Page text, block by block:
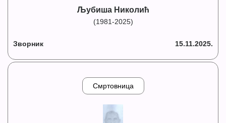
Љубиша Николић
(1981-2025)
Зворник 15.11.2025.
Смртовница